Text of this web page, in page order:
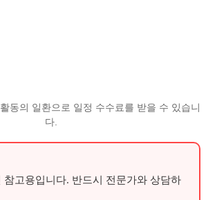
동의 일환으로 일정 수수료를 받을 수 있습니
다.
참고용입니다. 반드시 전문가와 상담하